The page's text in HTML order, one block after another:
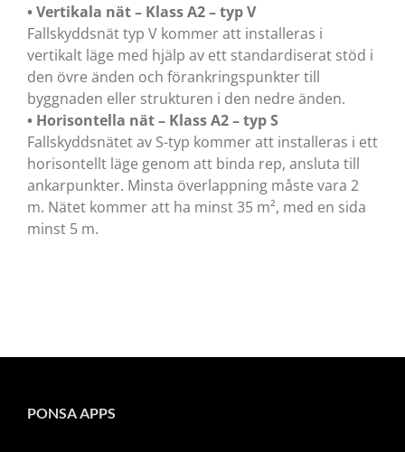
• Vertikala nät – Klass A2 – typ V
Fallskyddsnät typ V kommer att installeras i
vertikalt läge med hjälp av ett standardiserat stöd i
den övre änden och förankringspunkter till
byggnaden eller strukturen i den nedre änden.
• Horisontella nät – Klass A2 – typ S
Fallskyddsnätet av S-typ kommer att installeras i ett
horisontellt läge genom att binda rep, ansluta till
ankarpunkter. Minsta överlappning måste vara 2
m. Nätet kommer att ha minst 35 m², med en sida
minst 5 m.
PONSA APPS